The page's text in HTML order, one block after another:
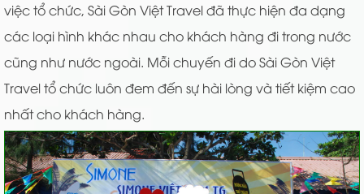
việc tổ chức, Sài Gòn Việt Travel đã thực hiện đa dạng
các loại hình khác nhau cho khách hàng đi trong nước
cũng như nước ngoài. Mỗi chuyến đi do Sài Gòn Việt
Travel tổ chức luôn đem đến sự hài lòng và tiết kiệm cao
nhất cho khách hàng.